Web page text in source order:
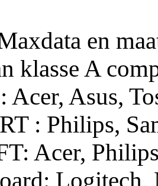
en
klasse A
Acer, Asus,
: Philips,
Acer,
Logitech,